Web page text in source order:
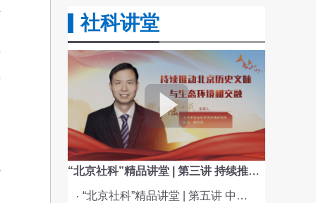
社科讲堂
“北京社科”精品讲堂 | 第三讲 持续推动北京历史文脉与生态环境相交融
“北京社科”精品讲堂 | 第五讲 中国电影与文化传统